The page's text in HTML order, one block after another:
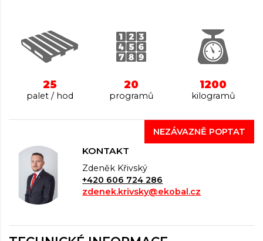
25
palet / hod
20
programů
1200
kilogramů
NEZÁVAZNĚ POPTAT
KONTAKT
Zdeněk Křivský
+420 606 724 286
zdenek.krivsky@ekobal.cz